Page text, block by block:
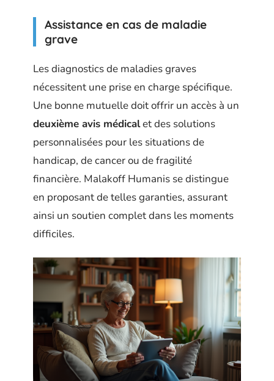
Assistance en cas de maladie
grave
Les diagnostics de maladies graves
nécessitent une prise en charge spécifique.
Une bonne mutuelle doit offrir un accès à un
deuxième avis médicalet des solutions
personnalisées pour les situations de
handicap, de cancer ou de fragilité
financière. Malakoff Humanis se distingue
en proposant de telles garanties, assurant
ainsi un soutien complet dans les moments
difficiles.